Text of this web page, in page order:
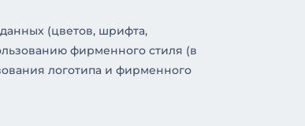
(цветов, шрифта,
фирменного стиля (в
логотипа и фирменного